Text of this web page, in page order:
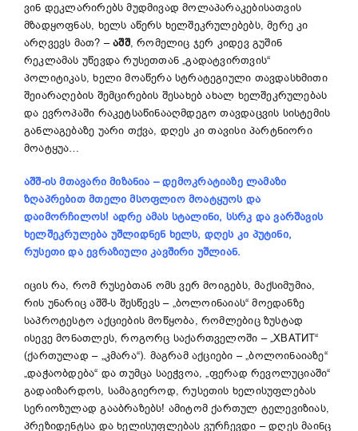
ვინ დეკლარირებს მუდმივად მოლაპარაკებისათვის
მზადყოფნას, ხელს აწერს ხელშეკრულებებს, მერე კი
არღვევს მათ? –აშშ, რომელიც ჯერ კიდევ გუშინ
რეკლამას უწევდა რუსეთთან „გადატვირთვის“
პოლიტიკას, ხელი მოაწერა სტრატეგიული თავდასხმითი
შეიარაღების შემცირების შესახებ ახალ ხელშეკრულებას
და ევროპაში რაკეტსაწინააღმდეგო თავდაცვის სისტემის
განლაგებაზე უარი თქვა, დღეს კი თავისი პარტნიორი
მოატყუა…
აშშ-ის მთავარი მიზანია – დემოკრატიაზე ლამაზი
ზღაპრებით მთელი მსოფლიო მოატყუოს და
დაიმორჩილოს! ადრე ამას სტალინი, სსრკ და ვარშავის
ხელშეკრულება უშლიდნენ ხელს, დღეს კი პუტინი,
რუსეთი და ევრაზიული კავშირი უშლიან.
იცის რა, რომ რუსებთან ომს ვერ მოიგებს, მაქსიმუმია,
რის უნარიც აშშ-ს შესწევს – „ბოლოინაიას“ მოედანზე
საპროტესტო აქციების მოწყობა, რომლებიც ზუსტად
ისევე მონათლეს, როგორც საქართველოში – „ХВАТИТ“
(ქართულად – „კმარა“). მაგრამ აქციები – „ბოლოინაიაზე“
„დაჭაობდება“ და თუმცა საეჭვოა, „ფერად რევოლუციაში“
გადაიზარდოს, სამაგიეროდ, რუსეთის ხელისუფლებას
სერიოზულად გააბრაზებს! ამიტომ ქართულ ტელევიზიას,
პრეზიდენტსა და ხელისუფლებას ვურჩევდი – დღეს მაინც